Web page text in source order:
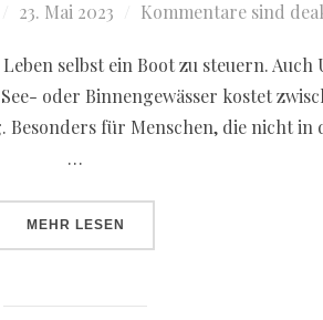
23. Mai 2023 Kommentare sind
selbst ein Boot zu steuern.
oder Binnengewässer kostet
für Menschen, die nicht in
…
MEHR LESEN